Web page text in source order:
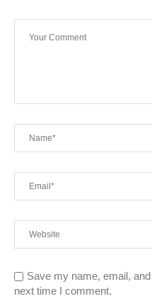
Save my name, email,
next time I comment.